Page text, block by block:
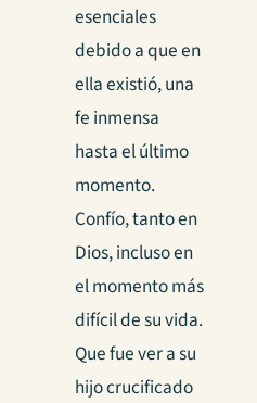
esenciales
debido a que en
ella existió, una
fe inmensa
hasta el último
momento.
Confío, tanto en
Dios, incluso en
el momento más
difícil de su vida.
Que fue ver a su
hijo crucificado